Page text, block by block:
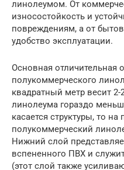
линолеумом. От
износостойкость и
повреждениям, а от
удобство эксплуатации.
Основная отличительная
полукоммерческого
квадратный метр весит 2-
линолеума гораздо
касается структуры, то
полукоммерческий
Нижний слой
вспененного ПВХ и
(этот слой также